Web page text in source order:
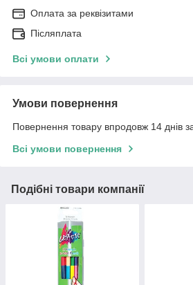
Оплата за реквізитами
Післяплата
Всі умови оплати
Умови повернення
Повернення товару впродовж 14 днів
Всі умови повернення
Подібні товари компанії